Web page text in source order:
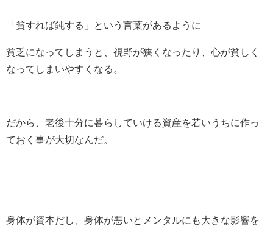
「貧すれば鈍する」という言葉があるように
貧乏になってしまうと、視野が狭くなったり、心が貧しく
なってしまいやすくなる。
だから、老後十分に暮らしていける資産を若いうちに作っ
ておく事が大切なんだ。
身体が資本だし、身体が悪いとメンタルにも大きな影響を